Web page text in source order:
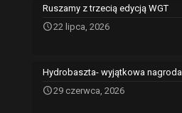
Ruszamy z trzecią edycją WGT
22 lipca, 2026
Hydrobaszta- wyjątkowa nagroda
29 czerwca, 2026